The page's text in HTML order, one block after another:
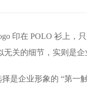
印在 POLO 衫上，
关的细节，实则是企
是企业形象的 “第一